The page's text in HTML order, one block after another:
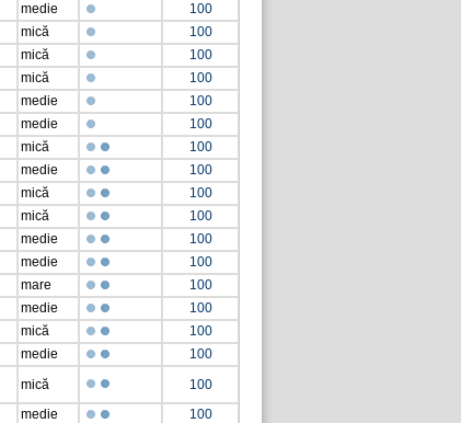
medie
100
mică
100
mică
100
mică
100
medie
100
medie
100
mică
100
medie
100
mică
100
mică
100
medie
100
medie
100
mare
100
medie
100
mică
100
medie
100
mică
100
medie
100